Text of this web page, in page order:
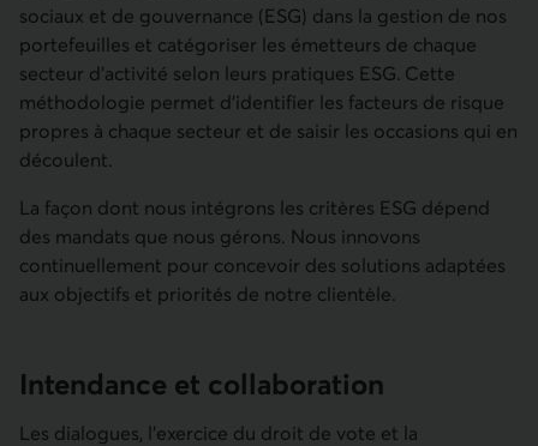
sociaux et de gouvernance (ESG) dans la gestion de nos
portefeuilles et catégoriser les émetteurs de chaque
secteur d’activité selon leurs pratiques ESG. Cette
méthodologie permet d’identifier les facteurs de risque
propres à chaque secteur et de saisir les occasions qui en
découlent.
La façon dont nous intégrons les critères ESG dépend
des mandats que nous gérons. Nous innovons
continuellement pour concevoir des solutions adaptées
aux objectifs et priorités de notre clientèle.
Intendance et collaboration
Les dialogues, l’exercice du droit de vote et la